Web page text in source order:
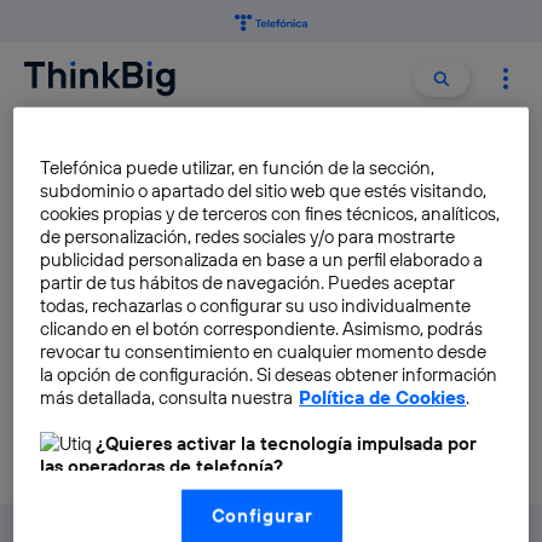
Buscar
LIBRE ACCESO
Las publicaciones científicas
en Europa serán de libre
acceso a partir de 2020
Angela Bernardo
Telefónica puede utilizar, en función de la sección,
subdominio o apartado del sitio web que estés visitando,
cookies propias y de terceros con fines técnicos, analíticos,
de personalización, redes sociales y/o para mostrarte
publicidad personalizada en base a un perfil elaborado a
partir de tus hábitos de navegación. Puedes aceptar
todas, rechazarlas o configurar su uso individualmente
clicando en el botón correspondiente. Asimismo, podrás
revocar tu consentimiento en cualquier momento desde
la opción de configuración. Si deseas obtener información
más detallada, consulta nuestra Política de Cookies.
¿Quieres activar la tecnología impulsada por
las operadoras de telefonía?
Nosotros, Telefónica S.A., utilizamos la tecnología Utiq para
realizar nuestras acciones de marketing digital o análisis
Configurar